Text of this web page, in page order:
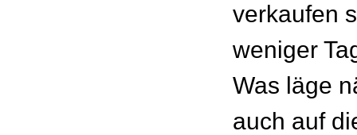
verkaufen
weniger
Was läge
auch auf